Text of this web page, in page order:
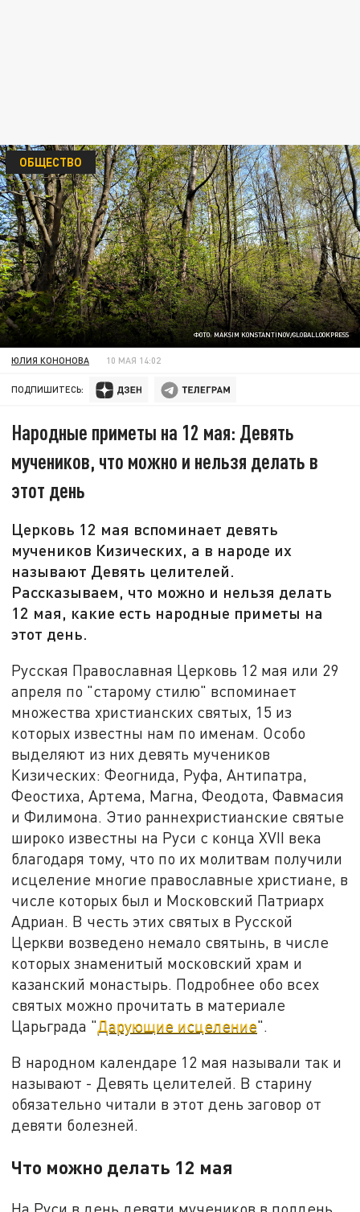
ФОТО: MAKSIM KONSTANTINOV/GLOBALLOOKPRESS
ОБЩЕСТВО
ЮЛИЯ КОНОНОВА 10 МАЯ 14:02
ПОДПИШИТЕСЬ:
Народные приметы на 12 мая: Девять
мучеников, что можно и нельзя делать в
этот день
Церковь 12 мая вспоминает девять
мучеников Кизических, а в народе их
называют Девять целителей.
Рассказываем, что можно и нельзя делать
12 мая, какие есть народные приметы на
этот день.
Русская Православная Церковь 12 мая или 29
апреля по "старому стилю" вспоминает
множества христианских святых, 15 из
которых известны нам по именам. Особо
выделяют из них девять мучеников
Кизических: Феогнида, Руфа, Антипатра,
Феостиха, Артема, Магна, Феодота, Фавмасия
и Филимона. Этио раннехристианские святые
широко известны на Руси с конца XVII века
благодаря тому, что по их молитвам получили
исцеление многие православные христиане, в
числе которых был и Московский Патриарх
Адриан. В честь этих святых в Русской
Церкви возведено немало святынь, в числе
которых знаменитый московский храм и
казанский монастырь. Подробнее обо всех
святых можно прочитать в материале
Царьграда "Дарующие исцеление".
В народном календаре 12 мая называли так и
называют - Девять целителей. В старину
обязательно читали в этот день заговор от
девяти болезней.
Что можно делать 12 мая
На Руси в день девяти мучеников в полдень